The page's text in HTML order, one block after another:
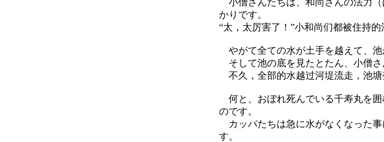
小僧さんたちは、和尚さんの法力
かりです。
“太，太厉害了！”小和尚们都被住持的
やがて全ての水が土手を越えて、池
そして池の底を見たとたん、小僧さ
不久，全部的水越过河堤流走，池塘
何と、おぼれ死んでいる千寿丸を
のです。
カッパたちは急に水がなくなった事
す。